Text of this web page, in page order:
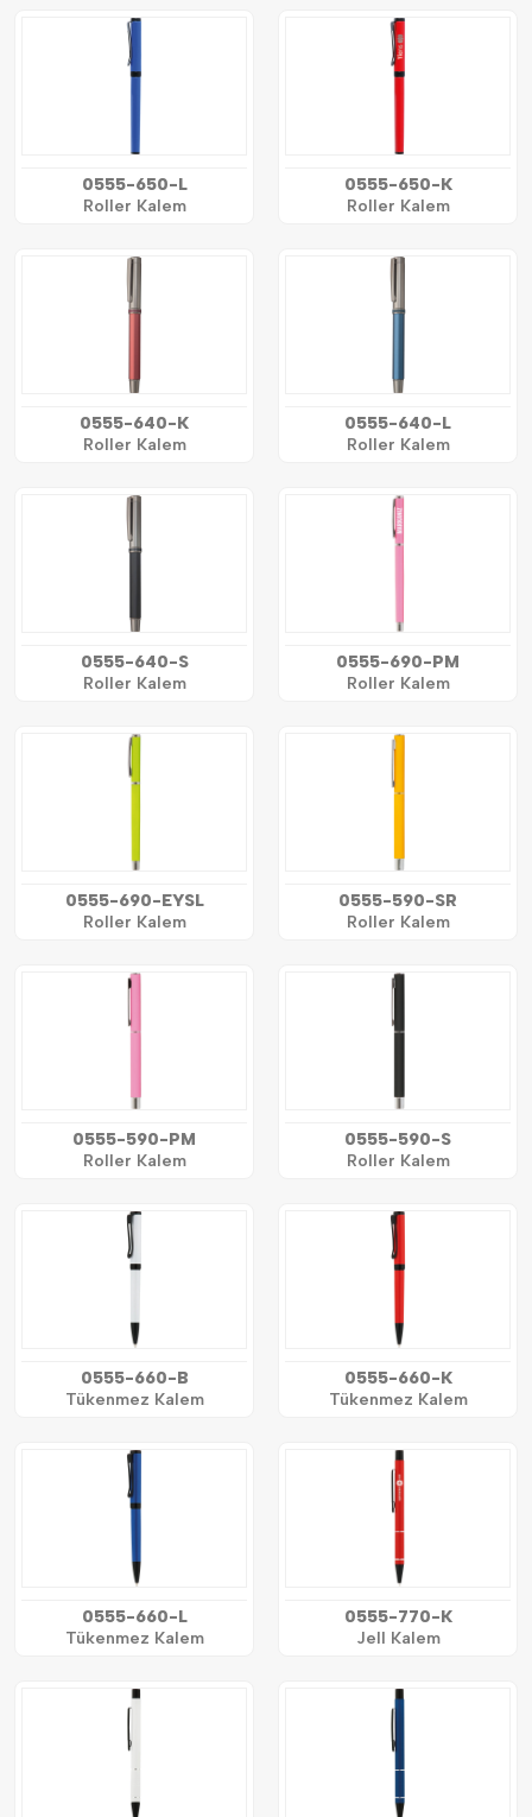
0555-650-L
Roller Kalem
0555-650-K
Roller Kalem
0555-640-K
Roller Kalem
0555-640-L
Roller Kalem
0555-640-S
Roller Kalem
0555-690-PM
Roller Kalem
0555-690-EYSL
Roller Kalem
0555-590-SR
Roller Kalem
0555-590-PM
Roller Kalem
0555-590-S
Roller Kalem
0555-660-B
Tükenmez Kalem
0555-660-K
Tükenmez Kalem
0555-660-L
Tükenmez Kalem
0555-770-K
Jell Kalem